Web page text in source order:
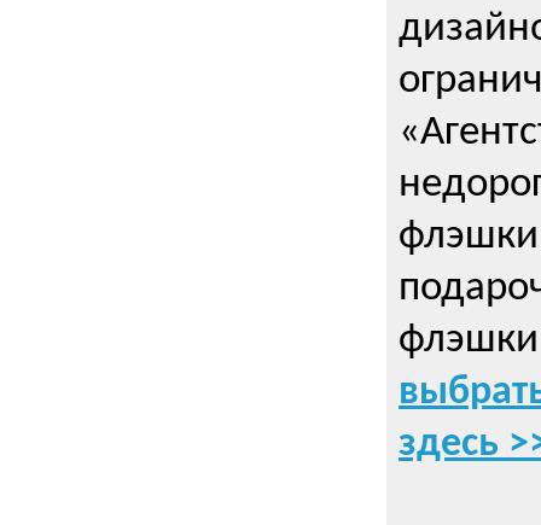
флэшки
здесь